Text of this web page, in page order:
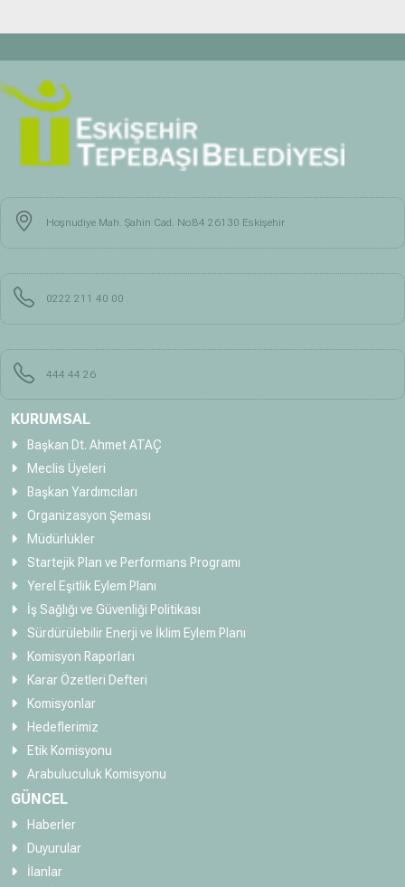
Hoşnudiye Mah. Şahin Cad. No:84 26130 Eskişehir
0222 211 40 00
444 44 26
KURUMSAL
Başkan Dt. Ahmet ATAÇ
Meclis Üyeleri
Başkan Yardımcıları
Organizasyon Şeması
Müdürlükler
Startejik Plan ve Performans Programı
Yerel Eşitlik Eylem Planı
İş Sağlığı ve Güvenliği Politikası
Sürdürülebilir Enerji ve İklim Eylem Planı
Komisyon Raporları
Karar Özetleri Defteri
Komisyonlar
Hedeflerimiz
Etik Komisyonu
Arabuluculuk Komisyonu
GÜNCEL
Haberler
Duyurular
İlanlar